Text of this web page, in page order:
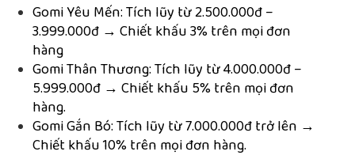
Gomi Yêu Mến: Tích lũy từ 2.500.000đ –
3.999.000đ → Chiết khấu 3% trên mọi đơn
hàng
Gomi Thân Thương: Tích lũy từ 4.000.000đ –
5.999.000đ → Chiết khấu 5% trên mọi đơn
hàng.
Gomi Gắn Bó: Tích lũy từ 7.000.000đ trở lên →
Chiết khấu 10% trên mọi đơn hàng.